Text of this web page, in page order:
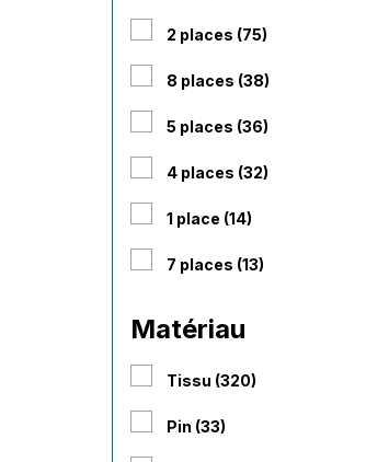
2 places (75)
8 places (38)
5 places (36)
4 places (32)
1 place (14)
7 places (13)
Matériau
Tissu (320)
Pin (33)